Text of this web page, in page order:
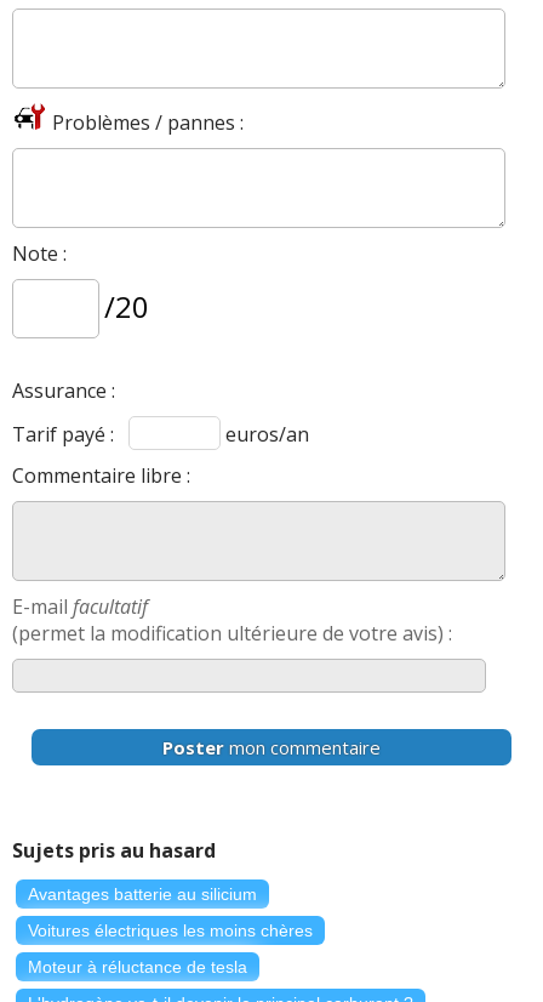
Problèmes / pannes :
Note :
/20
Assurance :
Tarif payé :
euros/an
Commentaire libre :
E-mail facultatif
(permet la modification ultérieure de votre avis) :
Poster mon commentaire
Sujets pris au hasard
Avantages batterie au silicium
Voitures électriques les moins chères
Moteur à réluctance de tesla